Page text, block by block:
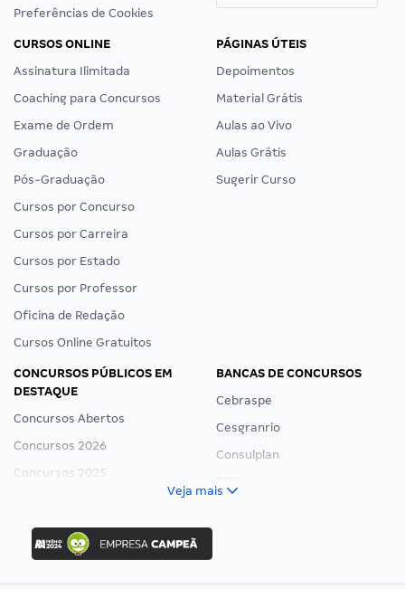
Preferências de Cookies
CURSOS ONLINE
Assinatura Ilimitada
Coaching para Concursos
Exame de Ordem
Graduação
Pós-Graduação
Cursos por Concurso
Cursos por Carreira
Cursos por Estado
Cursos por Professor
Oficina de Redação
Cursos Online Gratuitos
PÁGINAS ÚTEIS
Depoimentos
Material Grátis
Aulas ao Vivo
Aulas Grátis
Sugerir Curso
CONCURSOS PÚBLICOS EM
DESTAQUE
Concursos Abertos
Concursos 2026
Concursos 2025
Concurso Ibama
Concurso MPU
Editais publicados
BANCAS DE CONCURSOS
Cebraspe
Cesgranrio
Consulplan
Veja mais